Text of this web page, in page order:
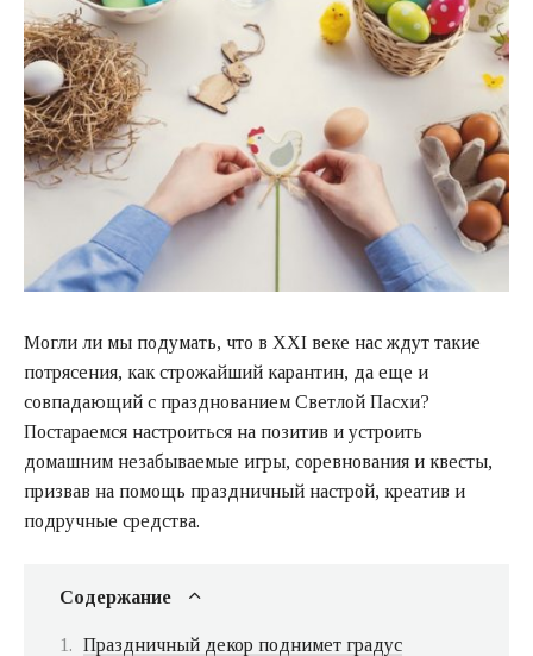
Могли ли мы подумать, что в XXI веке нас ждут такие
потрясения, как строжайший карантин, да еще и
совпадающий с празднованием Светлой Пасхи?
Постараемся настроиться на позитив и устроить
домашним незабываемые игры, соревнования и квесты,
призвав на помощь праздничный настрой, креатив и
подручные средства.
Содержание
Праздничный декор поднимет градус